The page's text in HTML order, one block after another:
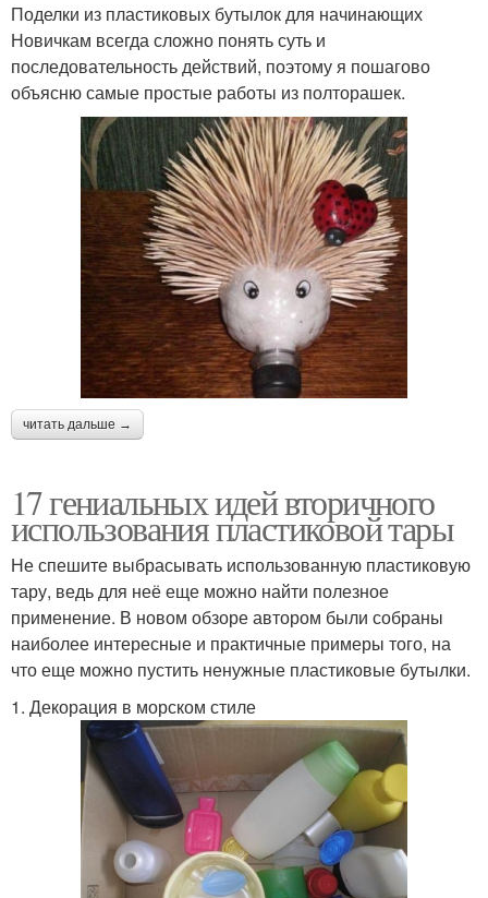
Поделки из пластиковых бутылок для начинающих
Новичкам всегда сложно понять суть и
последовательность действий, поэтому я пошагово
объясню самые простые работы из полторашек.
читать дальше →
17 гениальных идей вторичного
использования пластиковой тары
Не спешите выбрасывать использованную пластиковую
тару, ведь для неё еще можно найти полезное
применение. В новом обзоре автором были собраны
наиболее интересные и практичные примеры того, на
что еще можно пустить ненужные пластиковые бутылки.
1. Декорация в морском стиле